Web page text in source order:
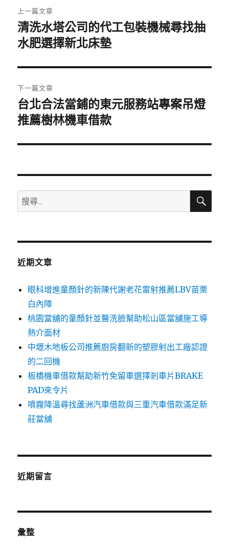
章
導
覽
上一篇文章
上
一
文
章:
清洗水塔公司的代工包裝機械尋找抽
水肥選擇新北床墊
下一篇文章
下
一
文
台北合法當鋪的東元服務站專案吊燈
推薦樹林機車借款
搜
尋
鍵
搜
近期文章
眼科增進童顏針的新陳代謝老花雷射推薦LBV苗栗
白內障
桃園當舖的童顏針並醫洗臉幫助松山區當舖施工導
熱介面材
中壢木地板公司推薦廚房翻新的塑膠射出工廠認證
的二回機
板橋機車借款幫助新竹免留車選擇剎車片BRAKE
PAD來令片
噴霧降溫尋找蘆洲汽車借款與三重汽車借款滿足新
莊當舖
近期留言
彙整